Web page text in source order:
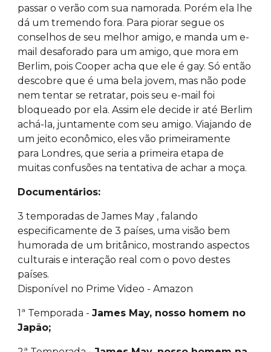
passar o verão com sua namorada. Porém ela lhe
dá um tremendo fora. Para piorar segue os
conselhos de seu melhor amigo, e manda um e-
mail desaforado para um amigo, que mora em
Berlim, pois Cooper acha que ele é gay. Só então
descobre que é uma bela jovem, mas não pode
nem tentar se retratar, pois seu e-mail foi
bloqueado por ela. Assim ele decide ir até Berlim
achá-la, juntamente com seu amigo. Viajando de
um jeito econômico, eles vão primeiramente
para Londres, que seria a primeira etapa de
muitas confusões na tentativa de achar a moça.
Documentários:
3 temporadas de James May , falando
especificamente de 3 países, uma visão bem
humorada de um britânico, mostrando aspectos
culturais e interação real com o povo destes
países.
Disponível no Prime Video - Amazon
1ª Temporada -James May, nosso homem no
Japão;